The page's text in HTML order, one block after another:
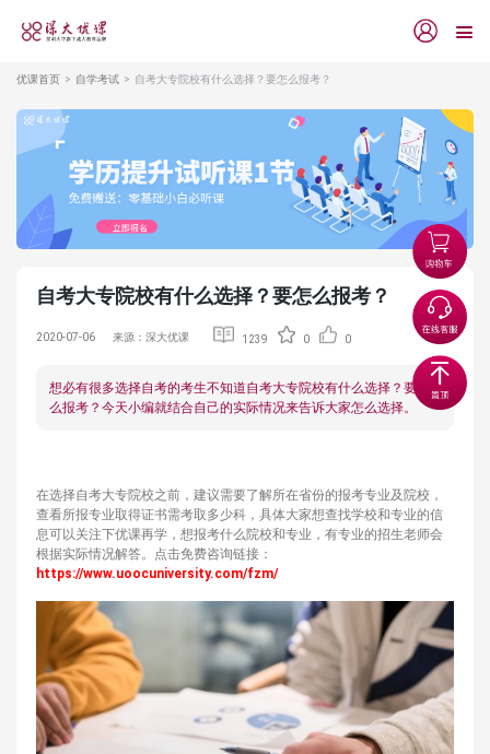
优课首页 自学考试 自考大专院校有什么选择？要怎么报考？
自考大专院校有什么选择？要怎么报考？
2020-07-06 来源：深大优课 1239 0 0
想必有很多选择自考的考生不知道自考大专院校有什么选择？要怎
么报考？今天小编就结合自己的实际情况来告诉大家怎么选择。
在选择自考大专院校之前，建议需要了解所在省份的报考专业及院校，
查看所报专业取得证书需考取多少科，具体大家想查找学校和专业的信
息可以关注下优课再学，想报考什么院校和专业，有专业的招生老师会
根据实际情况解答。点击免费咨询链接：
https://www.uoocuniversity.com/fzm/